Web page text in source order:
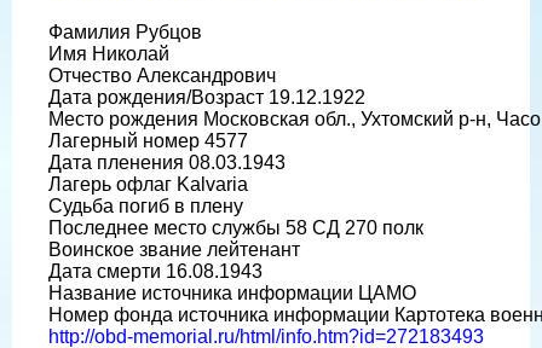
Фамилия Рубцов
Имя Николай
Отчество Александрович
Дата рождения/Возраст 19.12.1922
Место рождения Московская обл., Ухтомский р-н,
Лагерный номер 4577
Дата пленения 08.03.1943
Лагерь офлаг Kalvaria
Судьба погиб в плену
Последнее место службы 58 СД 270 полк
Воинское звание лейтенант
Дата смерти 16.08.1943
Название источника информации ЦАМО
Номер фонда источника информации Картотека
http://obd-memorial.ru/html/info.htm?id=272183493